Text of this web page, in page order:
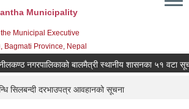
Municipality
Municipal Executive
Bagmati Province, Nepal
नगरपालिकाको बालमैत्री स्थानीय शासनका ५१ वटा
सिलबन्दी दरभाउपत्र आवहानको सूचना